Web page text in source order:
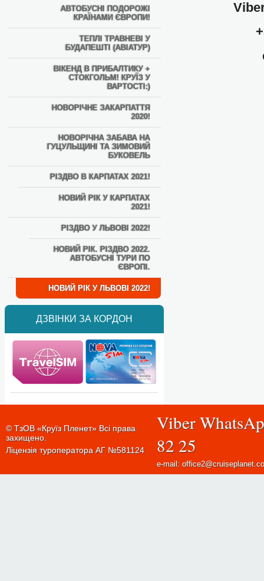
АВТОБУСНІ ПОДОРОЖІ
КРАЇНАМИ ЄВРОПИ!
ТЕПЛІ ТРАВНЕВІ У
БУДАПЕШТІ (АВІАТУР)
ВІКЕНД В ПРИБАЛТИКУ +
СТОКГОЛЬМ! КРУЇЗ У
ВАРТОСТІ:)
НОВОРІЧНЕ ЗАКАРПАТТЯ
2020!
НОВОРІЧНА ЗАБАВА НА
ГУЦУЛЬЩИНІ ТА ЗИМОВИЙ
БУКОВЕЛЬ
РІЗДВО В КАРПАТАХ 2021!
НОВИЙ РІК У КАРПАТАХ
2021!
РІЗДВО У ЛЬВОВІ 2022!
НОВИЙ РІК. РІЗДВО 2022.
АВТОБУСНІ ТУРИ ПО
ЄВРОПІ.
НОВИЙ РІК У ЛЬВОВІ 2022!
ДЗВІНКИ ЗА КОРДОН
© ТзОВ «Круїз Пленет» Всі права
захищено.
Ліцензія туроператора АГ №581124
Viber
82 25
e-mail: